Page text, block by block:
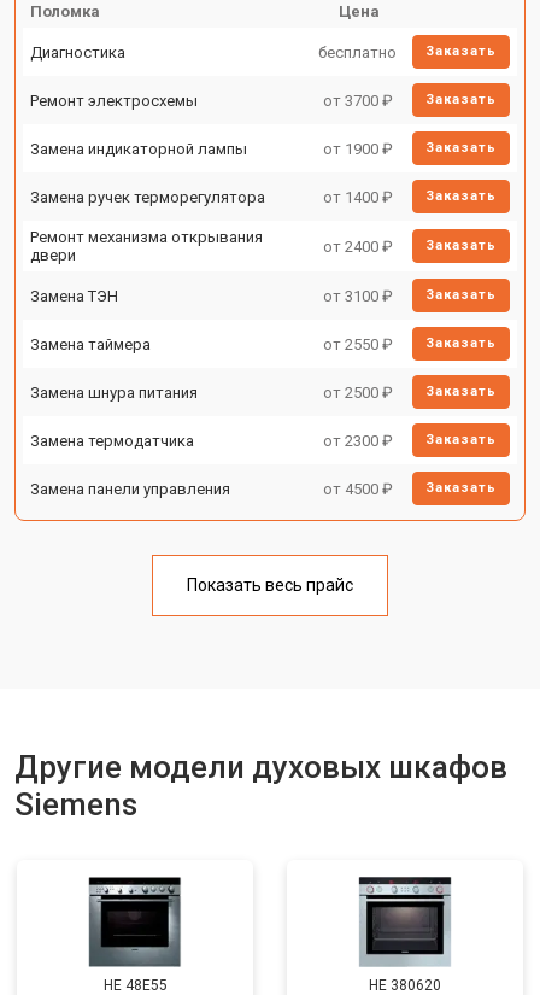
Поломка Цена
Диагностика бесплатно Заказать
Ремонт электросхемы от 3700 ₽ Заказать
Замена индикаторной лампы от 1900 ₽ Заказать
Замена ручек терморегулятора от 1400 ₽ Заказать
Ремонт механизма открывания
двери
от 2400 ₽ Заказать
Замена ТЭН от 3100 ₽ Заказать
Замена таймера от 2550 ₽ Заказать
Замена шнура питания от 2500 ₽ Заказать
Замена термодатчика от 2300 ₽ Заказать
Замена панели управления от 4500 ₽ Заказать
Показать весь прайс
Другие модели духовых шкафов
Siemens
HE 48E55 HE 380620